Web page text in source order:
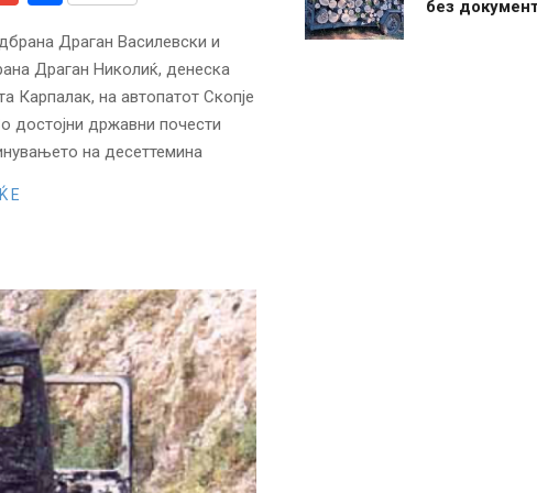
Драган Василевски и
Драган Николиќ, денеска
Карпалак, на автопатот Скопје
достојни државни почести
на десеттемина
без